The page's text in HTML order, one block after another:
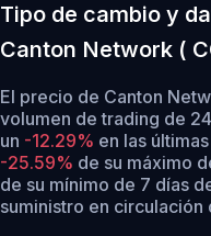
Tipo de cambio y
Canton Network (
El precio de Canton
volumen de trading de
un -12.29% en las
-25.59% de su máximo
de su mínimo de 7 días
suministro en circulación